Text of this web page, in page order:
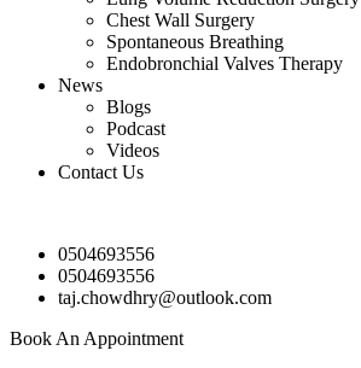
Chest Wall Surgery
Spontaneous Breathing
Endobronchial Valves Therapy
News
Blogs
Podcast
Videos
Contact Us
0504693556
0504693556
taj.chowdhry@outlook.com
Book An Appointment